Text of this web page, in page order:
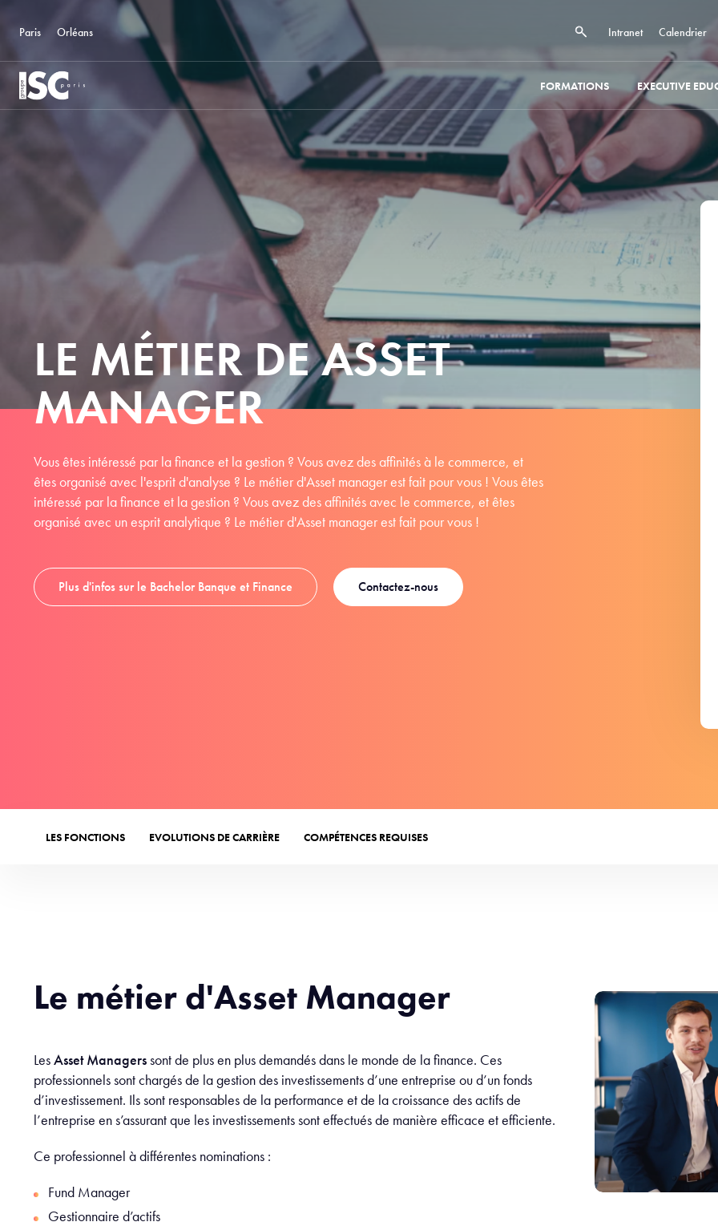
Paris Orléans Intranet Calendrier
FORMATIONS EXECUTIVE
LE MÉTIER DE ASSET
MANAGER
Vous êtes intéressé par la finance et la gestion ? Vous avez des affinités à le commerce, et
êtes organisé avec l'esprit d'analyse ? Le métier d'Asset manager est fait pour vous ! Vous êtes
intéressé par la finance et la gestion ? Vous avez des affinités avec le commerce, et êtes
organisé avec un esprit analytique ? Le métier d'Asset manager est fait pour vous !
Plus d'infos sur le Bachelor Banque et Finance Contactez-nous
LES FONCTIONS EVOLUTIONS DE CARRIÈRE COMPÉTENCES REQUISES
Le métier d'Asset Manager
LesAsset Managerssont de plus en plus demandés dans le monde de la finance. Ces
professionnels sont chargés de la gestion des investissements d’une entreprise ou d’un fonds
d’investissement. Ils sont responsables de la performance et de la croissance des actifs de
l’entreprise en s’assurant que les investissements sont effectués de manière efficace et efficiente.
Ce professionnel à différentes nominations :
Fund Manager
Gestionnaire d’actifs